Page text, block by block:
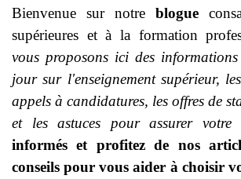
Bienvenue sur notre blogue
supérieures et à la formation
vous proposons ici des
jour sur l'enseignement supérieur,
appels à candidatures, les offres de
et les astuces pour assurer votre
informés et profitez de nos
conseils pour vous aider à choisir